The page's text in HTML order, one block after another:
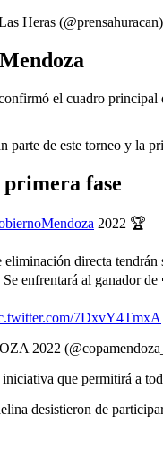
Heras (@prensahuracan)
el cuadro principal
parte de este torneo y la
fase
2022 🏆
eliminación directa
Se enfrentará al ganador
7DxvY4TmxA
2022
que permitirá a
desistieron de